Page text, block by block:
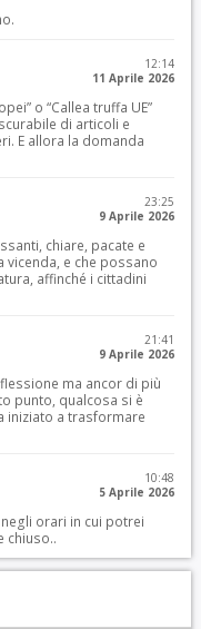
12:14
11 Aprile 2026
o “Callea truffa UE”
di articoli e
E allora la domanda
23:25
9 Aprile 2026
chiare, pacate e
e che possano
affinché i cittadini
21:41
9 Aprile 2026
ma ancor di più
punto, qualcosa si è
iniziato a trasformare
10:48
5 Aprile 2026
orari in cui potrei
chiuso..